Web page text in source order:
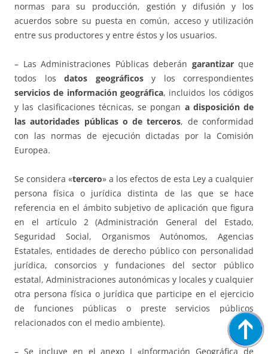
normas para su producción, gestión y difusión y los
acuerdos sobre su puesta en común, acceso y utilización
entre sus productores y entre éstos y los usuarios.
– Las Administraciones Públicas deberán garantizarque
todos los datos geográficosy los correspondientes
servicios de información geográfica, incluidos los códigos
y las clasificaciones técnicas, se pongan a disposición de
las autoridades públicas o de terceros, de conformidad
con las normas de ejecución dictadas por la Comisión
Europea.
Se considera «tercero» a los efectos de esta Ley a cualquier
persona física o jurídica distinta de las que se hace
referencia en el ámbito subjetivo de aplicación que figura
en el artículo 2 (Administración General del Estado,
Seguridad Social, Organismos Autónomos, Agencias
Estatales, entidades de derecho público con personalidad
jurídica, consorcios y fundaciones del sector público
estatal, Administraciones autonómicas y locales y cualquier
otra persona física o jurídica que participe en el ejercicio
de funciones públicas o preste servicios públicos
relacionados con el medio ambiente).
– Se incluye en el anexo I «Información Geográfica de